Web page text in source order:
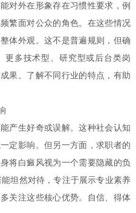
外在形象存在习惯性要求，例
繁面对公众的角色。在这些情况
体外观。这不是普遍规则，但确
更多技术型、研究型或后台类岗
果。了解不同行业的特点，有助
生好奇或误解。这种社会认知
定影响。但另一方面，求职者的
将白癜风视为一个需要隐藏的负
坦然对待，专注于展示专业素养
关注这些核心优势。自信、得体